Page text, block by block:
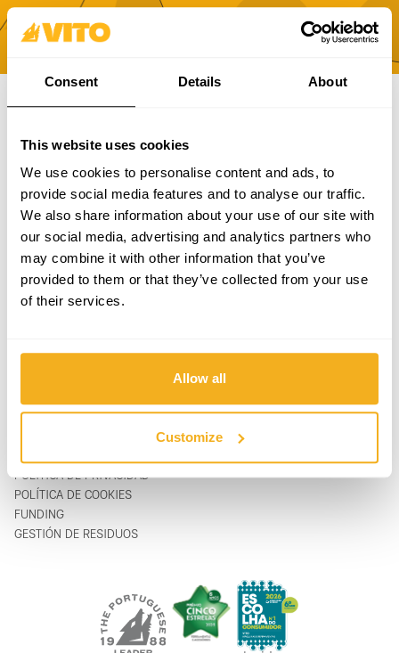
Consent Details About
This website uses cookies
We use cookies to personalise content and ads, to
provide social media features and to analyse our traffic.
We also share information about your use of our site with
our social media, advertising and analytics partners who
may combine it with other information that you’ve
provided to them or that they’ve collected from your use
of their services.
Allow all
Customize
PRODUCTOS
APOYO & SERVICIO
SOBRE
CATÁLOGOS
FAQ
CONTACTOS
FORMULARIO DE CONTACTO
POLÍTICA DE PRIVACIDAD
POLÍTICA DE COOKIES
FUNDING
GESTIÓN DE RESIDUOS
novedades, promociones y campañas de VITO.
SUBSCRIBIR